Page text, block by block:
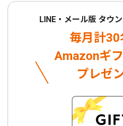
LINE・メール版 タウ
毎月計30
Amazonギ
プレゼ